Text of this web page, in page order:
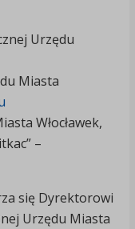
Urzędu
Miasta
Włocławek,
–
się Dyrektorowi
Urzędu Miasta